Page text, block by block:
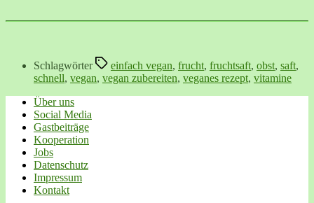
Schlagwörter einfach vegan, frucht, fruchtsaft, obst, saft,
schnell, vegan, vegan zubereiten, veganes rezept, vitamine
Über uns
Social Media
Gastbeiträge
Kooperation
Jobs
Datenschutz
Impressum
Kontakt